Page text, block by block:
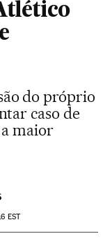
do próprio
caso de
maior
EST